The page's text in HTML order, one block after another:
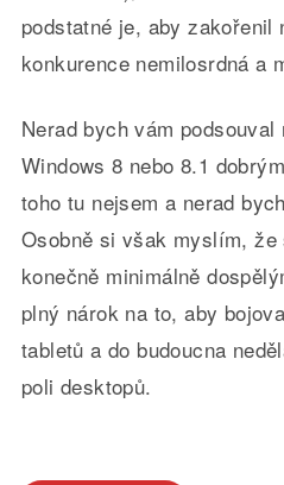
podstatné je, aby zakořenil
konkurence nemilosrdná a
Nerad bych vám
Windows 8 nebo 8.1
toho tu nejsem a nerad
Osobně si však myslím,
konečně minimálně
plný nárok na to, aby
tabletů a do budoucna
poli desktopů.